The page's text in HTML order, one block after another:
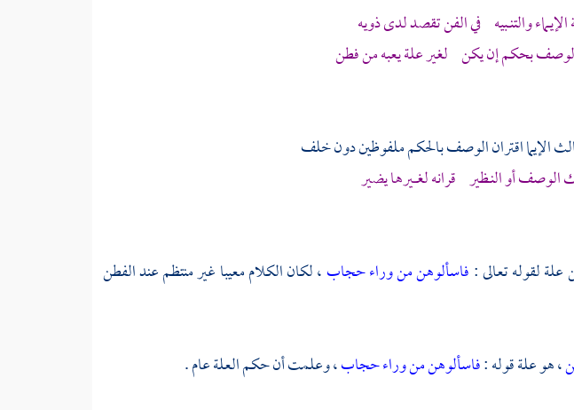
والتنـــبيه في الفن تقصد لدى ذويه
بحكم إن يكن لغير علة يعبه من فطن
الإيما اقتران الوصف بالحكم ملفوظين دون خلف
أو النــظير قرانه لغــــيرها يضير
علة لقوله تعالى :فاسألوهن من وراء حجاب، لكان الكلام معيبا غير منتظم عند الفطن
، هو علة قوله :فاسألوهن من وراء حجاب، وعلمت أن حكم العلة عام .